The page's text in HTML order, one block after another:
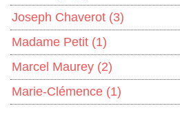
Joseph Chaverot (3)
Madame Petit (1)
Marcel Maurey (2)
Marie-Clémence (1)